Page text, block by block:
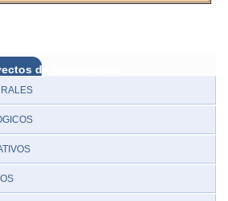
de Voluntariado